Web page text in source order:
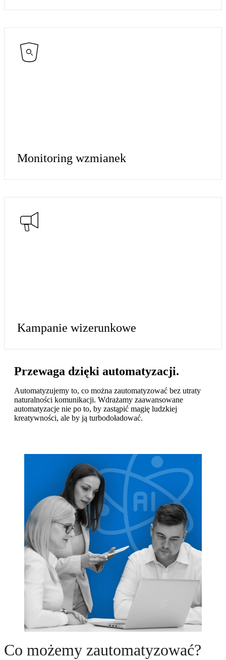
Monitoring wzmianek
Kampanie wizerunkowe
Przewaga dzięki automatyzacji.
Automatyzujemy to, co można zautomatyzować bez utraty
naturalności komunikacji. Wdrażamy zaawansowane
automatyzacje nie po to, by zastąpić magię ludzkiej
kreatywności, ale by ją turbodoładować.
Co możemy zautomatyzować?